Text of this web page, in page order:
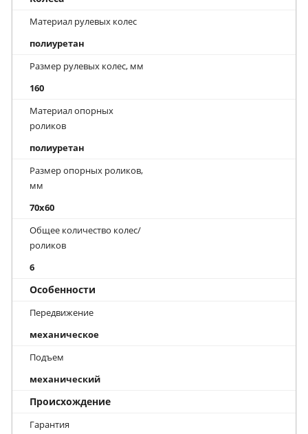
Материал рулевых колес
полиуретан
Размер рулевых колес, мм
160
Материал опорных
роликов
полиуретан
Размер опорных роликов,
мм
70x60
Общее количество колес/
роликов
6
Особенности
Передвижение
механическое
Подъем
механический
Происхождение
Гарантия